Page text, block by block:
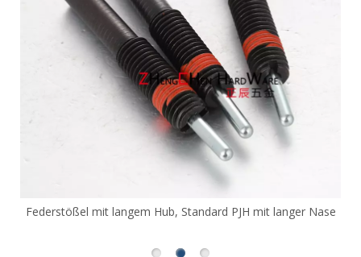
mit langem Hub, Standard PJH mit langer Nase Glatte